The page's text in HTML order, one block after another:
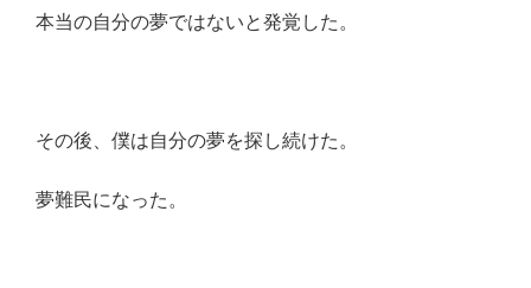
本当の自分の夢ではないと発覚した。
その後、僕は自分の夢を探し続けた。
夢難民になった。